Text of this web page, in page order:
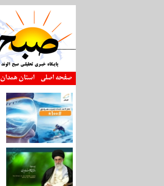
صفحه اصلی استان همدان